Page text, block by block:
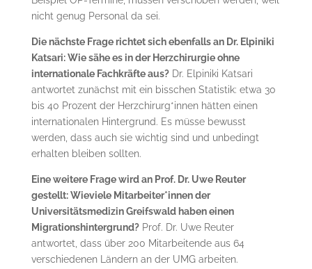
nicht genug Personal da sei.
Die nächste Frage richtet sich ebenfalls an Dr. Elpiniki
Katsari: Wie sähe es in der Herzchirurgie ohne
internationale Fachkräfte aus?Dr. Elpiniki Katsari
antwortet zunächst mit ein bisschen Statistik: etwa 30
bis 40 Prozent der Herzchirurg*innen hätten einen
internationalen Hintergrund. Es müsse bewusst
werden, dass auch sie wichtig sind und unbedingt
erhalten bleiben sollten.
Eine weitere Frage wird an Prof. Dr. Uwe Reuter
gestellt: Wieviele Mitarbeiter*innen der
Universitätsmedizin Greifswald haben einen
Migrationshintergrund?Prof. Dr. Uwe Reuter
antwortet, dass über 200 Mitarbeitende aus 64
verschiedenen Ländern an der UMG arbeiten.